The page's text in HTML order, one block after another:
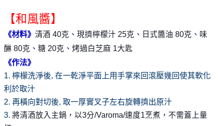
【和風醬】
《材料》 清酒 40克 、 現擠檸檬汁 25克 、 日式醬油 80克 、 味
醂 80克 、 糖 20克 、 烤過白芝麻 1大匙
《作法》
1. 檸檬洗淨後, 在一乾淨平面上用手掌來回滾壓幾回使其軟化
利於取汁
2. 再橫向對切後, 取一厚實叉子左右旋轉擠出原汁
3. 將清酒放入主鍋，以3分/Varoma/速度1烹煮，不需蓋上量